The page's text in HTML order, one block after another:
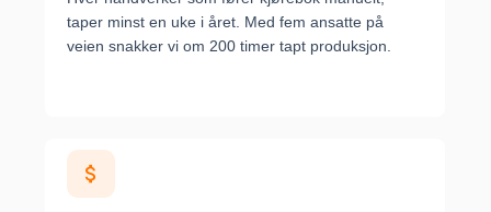
taper minst en uke i året. Med fem ansatte på
veien snakker vi om 200 timer tapt produksjon.